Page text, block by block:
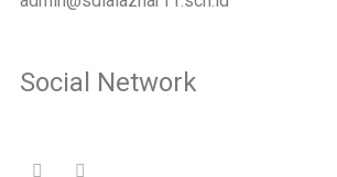
Social Network